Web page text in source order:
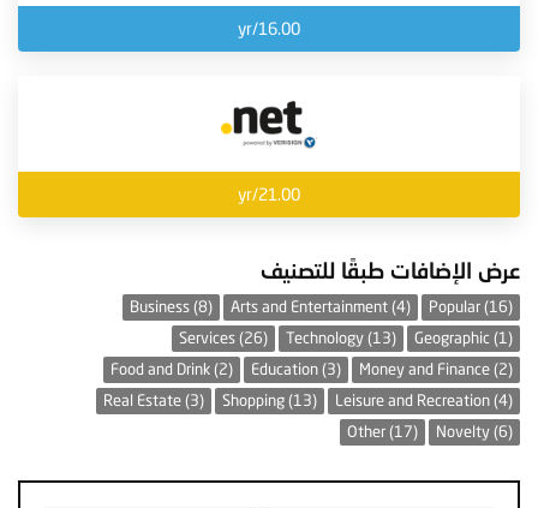
16.00/yr
21.00/yr
عرض الإضافات طبقًا للتصنيف
Popular (16)
Arts and Entertainment (4)
Business (8)
Geographic (1)
Technology (13)
Services (26)
Money and Finance (2)
Education (3)
Food and Drink (2)
Leisure and Recreation (4)
Shopping (13)
Real Estate (3)
Novelty (6)
Other (17)